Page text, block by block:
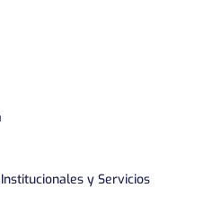
y Servicios